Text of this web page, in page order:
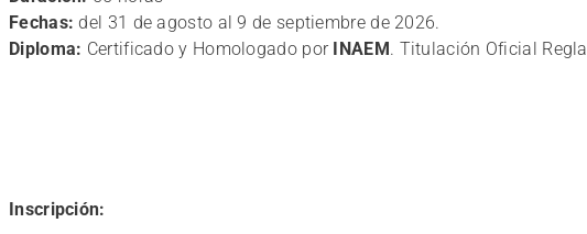
Fechas: del 31 de agosto al 9 de septiembre de 2026.
Diploma: Certificado y Homologado por INAEM. Titulación Oficial
Inscripción: